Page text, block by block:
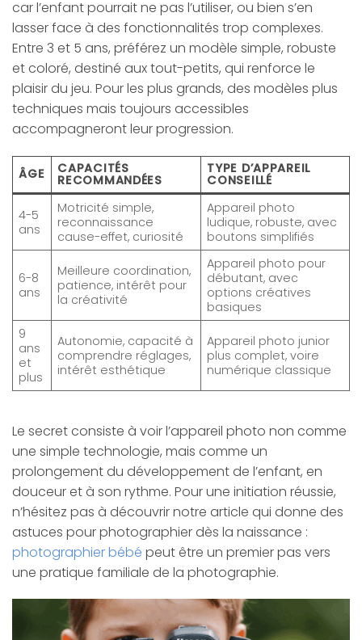
car l’enfant pourrait ne pas l’utiliser, ou bien s’en
lasser face à des fonctionnalités trop complexes.
Entre 3 et 5 ans, préférez un modèle simple, robuste
et coloré, destiné aux tout-petits, qui renforce le
plaisir du jeu. Pour les plus grands, des modèles plus
techniques mais toujours accessibles
accompagneront leur progression.
ÂGE CAPACITÉS
RECOMMANDÉES
TYPE D’APPAREIL
CONSEILLÉ
4-5
ans
Motricité simple,
reconnaissance
cause-effet, curiosité
Appareil photo
ludique, robuste, avec
boutons simplifiés
6-8
ans
Meilleure coordination,
patience, intérêt pour
la créativité
Appareil photo pour
débutant, avec
options créatives
basiques
9
ans
et
plus
Autonomie, capacité à
comprendre réglages,
intérêt esthétique
Appareil photo junior
plus complet, voire
numérique classique
Le secret consiste à voir l’appareil photo non comme
une simple technologie, mais comme un
prolongement du développement de l’enfant, en
douceur et à son rythme. Pour une initiation réussie,
n’hésitez pas à découvrir notre article qui donne des
astuces pour photographier dès la naissance :
photographier bébé peut être un premier pas vers
une pratique familiale de la photographie.